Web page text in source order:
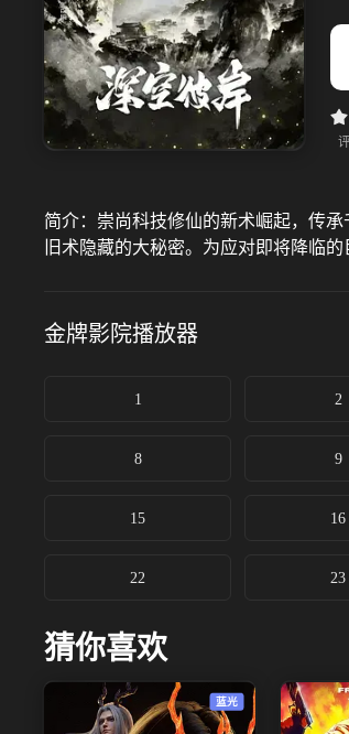
简介： 崇尚科技修仙的新术崛起，传
旧术隐藏的大秘密。为应对即将降临
金牌影院播放器
1 2
8 9
15 16
22 23
猜你喜欢
蓝光